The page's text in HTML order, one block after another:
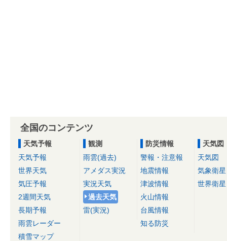
全国のコンテンツ
天気予報
天気予報
世界天気
気圧予報
2週間天気
長期予報
雨雲レーダー
積雪マップ
観測
雨雲(過去)
アメダス実況
実況天気
過去天気
雷(実況)
防災情報
警報・注意報
地震情報
津波情報
火山情報
台風情報
知る防災
天気図
天気図
気象衛星
世界衛星